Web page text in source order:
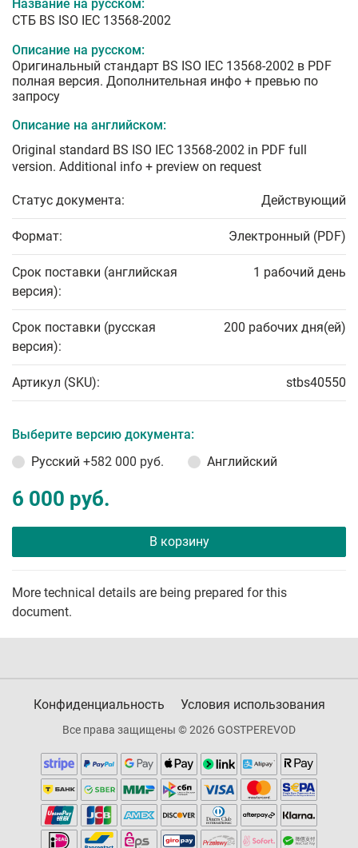
Название на русском:
СТБ BS ISO IEC 13568-2002
Описание на русском:
Оригинальный стандарт BS ISO IEC 13568-2002 в PDF
полная версия. Дополнительная инфо + превью по
запросу
Описание на английском:
Original standard BS ISO IEC 13568-2002 in PDF full
version. Additional info + preview on request
Статус документа: Действующий
Формат: Электронный (PDF)
Срок поставки (английская
версия):
1 рабочий день
Срок поставки (русская
версия):
200 рабочих дня(ей)
Артикул (SKU): stbs40550
Выберите версию документа:
Русский +582 000 руб. Английский
6 000 руб.
В корзину
More technical details are being prepared for this
document.
Конфиденциальность Условия использования
Все права защищены © 2026 GOSTPEREVOD